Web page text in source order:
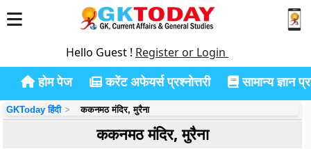
Hello Guest ! Register or Login
होम पेज करेंट अफेयर्स प्रश्नोत्तरी सामान्य ज्ञान
GKToday हिंदी ककनमठ मंदिर, मुरैना
ककनमठ मंदिर, मुरैना